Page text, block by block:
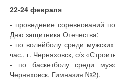
22-24 февраля
- проведение соревнований
Дню защитника Отечества;
- по волейболу среди
час., г. Черняховск, с/з
- по баскетболу среди
Черняховск, Гимназия №2).